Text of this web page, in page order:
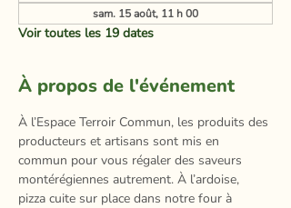
sam. 15 août, 11 h 00
Voir toutes les 19 dates
À propos de l'événement
À l’Espace Terroir Commun, les produits des
producteurs et artisans sont mis en
commun pour vous régaler des saveurs
montérégiennes autrement. À l’ardoise,
pizza cuite sur place dans notre four à